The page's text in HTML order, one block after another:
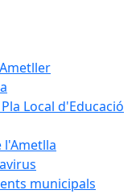
Local d'Educació
l'Ametlla
municipals